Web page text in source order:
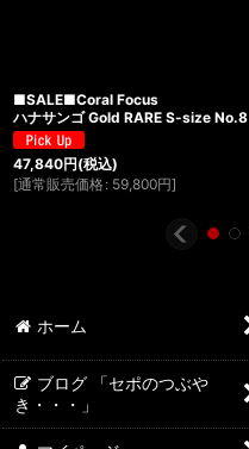
■SALE■Coral Focus
ハナサンゴ Gold RARE S-size No.8
47,840円(税込)
[通常販売価格 : 59,800円]
ホーム
ブログ 「セポのつぶや
き・・・」